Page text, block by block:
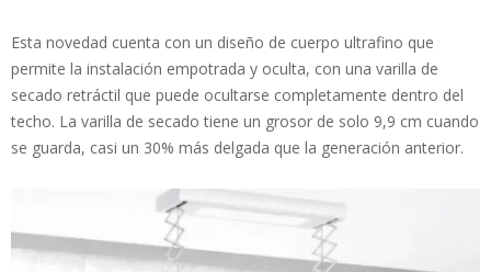
Esta novedad cuenta con un diseño de cuerpo ultrafino que
permite la instalación empotrada y oculta, con una varilla de
secado retráctil que puede ocultarse completamente dentro del
techo. La varilla de secado tiene un grosor de solo 9,9 cm cuando
se guarda, casi un 30% más delgada que la generación anterior.